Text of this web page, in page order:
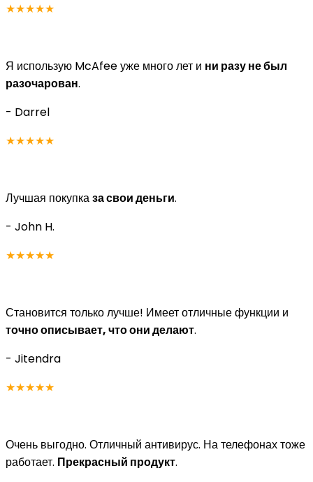
★★★★★
Я использую McAfee уже много лет и ни разу не был
разочарован.
- Darrel
★★★★★
Лучшая покупказа свои деньги.
- John H.
★★★★★
Становится только лучше! Имеет отличные функции и
точно описывает, что они делают.
- Jitendra
★★★★★
Очень выгодно. Отличный антивирус. На телефонах тоже
работает. Прекрасный продукт.